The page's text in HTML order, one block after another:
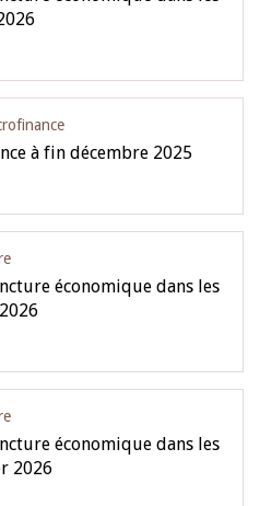
à fin décembre 2025
économique dans les
économique dans les
2026